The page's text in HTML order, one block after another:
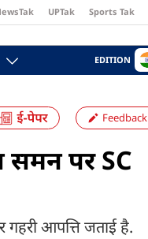
UPTak Sports Tak
EDITION
Feedback
समन पर SC
आपत्ति जताई है.